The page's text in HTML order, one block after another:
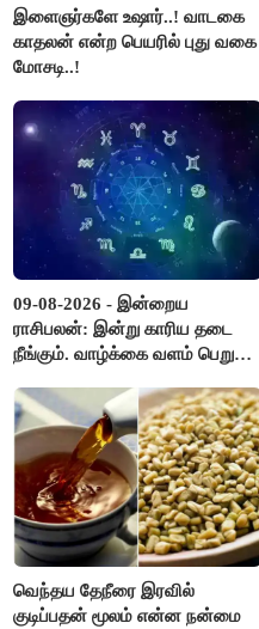
இளைஞர்களே உஷார்..! வாடகை
காதலன் என்ற பெயரில் புது வகை
மோசடி..!
09-08-2026 - இன்றைய
ராசிபலன்: இன்று காரிய தடை
நீங்கும். வாழ்க்கை வளம் பெறும்.
எடைபோடுவது நல்லது..!
வெந்தய தேநீரை இரவில்
குடிப்பதன் மூலம் என்ன நன்மை